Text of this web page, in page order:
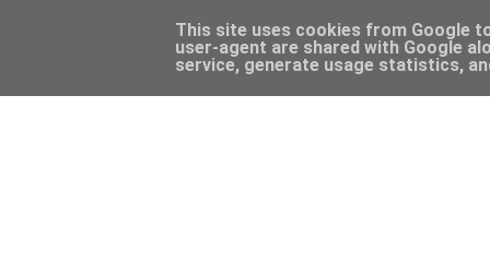
This site uses cookies from Google
user-agent are shared with Google
service, generate usage statistics,